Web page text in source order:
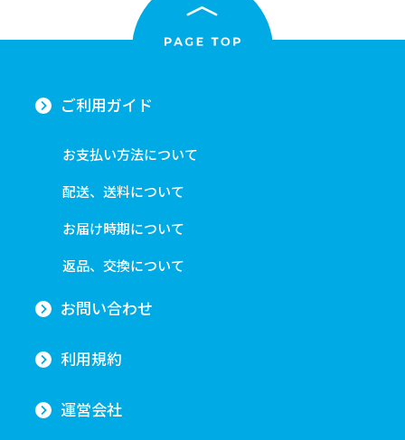
ご利用ガイド
お支払い方法について
配送、送料について
お届け時期について
返品、交換について
お問い合わせ
利用規約
運営会社
カテゴリ
その他 在庫あり
予約販売
クリア